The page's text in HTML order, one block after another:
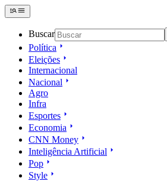
Buscar
Política
Eleições
Internacional
Nacional
Agro
Infra
Esportes
Economia
CNN Money
Inteligência Artificial
Pop
Style